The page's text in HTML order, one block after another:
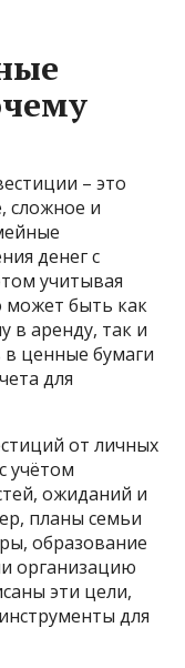
– это
сложное и
денег с
учитывая
может быть как
в аренду, так и
в ценные бумаги
для
от личных
учётом
ожиданий и
планы семьи
образование
организацию
эти цели,
для